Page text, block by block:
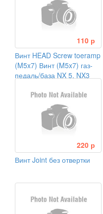
110 р
Винт HEAD Screw toeramp
(M5x7) Винт (M5x7) газ-
педаль/база NX 5, NX3
220 р
Винт Joint без отвертки